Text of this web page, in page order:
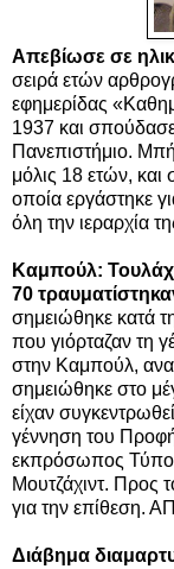
Απεβίωσε σε
σειρά ετών
εφημερίδας
1937 και σπούδασε
Πανεπιστήμιο.
μόλις 18 ετών, και
οποία εργάστηκε
όλη την ιεραρχία
Καμπούλ:
70
σημειώθηκε κατά
που γιόρταζαν τη
στην Καμπούλ,
σημειώθηκε στο
είχαν
γέννηση του
εκπρόσωπος
Μουτζάχιντ. Προς
για την επίθεση.
Διάβημα